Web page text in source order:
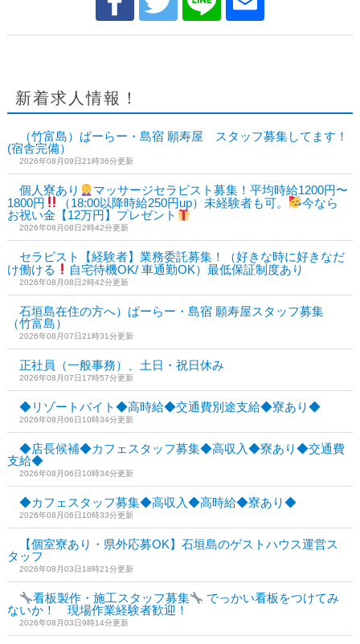
新着求人情報！
（竹富島）ぱーらー・島宿 願寿屋 スタッフ募集してます！
(宿舎完備）
2026年08月09日21時36分更新
個人寮あり
マッサージセラピスト募集！平均時給1200円〜
1800円
（18:00以降時給250円up）未経験者も可。
今なら
お祝い金【12万円】プレゼント
2026年08月08日2時42分更新
セラピスト【経験者】業務委託募集！（好きな時に好きなだ
け働ける
自宅待機OK/ 車通勤OK）最低保証制度あり
2026年08月08日2時42分更新
石垣島在住の方へ）ぱーらー・島宿 願寿屋スタッフ募集
（竹富島）
2026年08月07日21時31分更新
正社員（一般事務）、土日・祝日休み
2026年08月07日17時57分更新
◆リゾートバイト◆高時給◆交通費別途支給◆寮あり◆
2026年08月06日10時34分更新
◆店長候補◆カフェスタッフ募集◆高収入◆寮あり◆交通費
支給◆
2026年08月06日10時34分更新
◆カフェスタッフ募集◆高収入◆高時給◆寮あり◆
2026年08月06日10時33分更新
【個室寮あり・県外応募OK】石垣島のゲストハウス運営ス
タッフ
2026年08月03日18時21分更新
看板製作・施工スタッフ募集
でっかい看板をつけてみ
ないか！ 現場作業経験者歓迎！
2026年08月03日9時14分更新